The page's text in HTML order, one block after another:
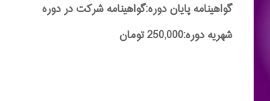
گواهینامه پایان دوره:گواهینامه شرکت در دوره
شهریه دوره:250,000 تومان